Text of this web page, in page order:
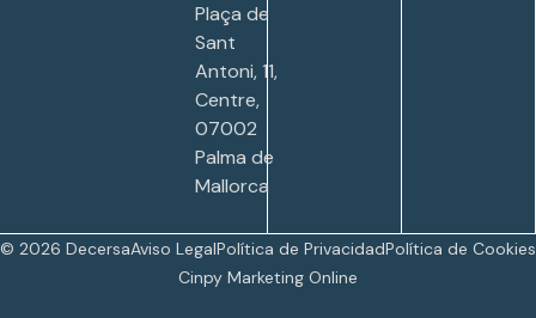
Plaça de
Sant
Antoni, 11,
Centre,
07002
Palma de
Mallorca
© 2026 DecersaAviso LegalPolítica de PrivacidadPolítica de Cookies
Cinpy Marketing Online